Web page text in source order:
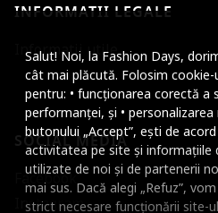
Salut! Noi, la Fashion Days,
cât mai plăcută. Folosim
pentru: • funcționarea corectă a
performanței, și • personalizarea
butonului „Accept”, ești de
activitatea pe site și informațiile
utilizate de noi și de partenerii
mai sus. Dacă alegi „Refuz”,
strict necesare funcționării site-
INFORMATII LEGALE
Informatii utile
SOCIAL MEDIA
Facebook
Instagram